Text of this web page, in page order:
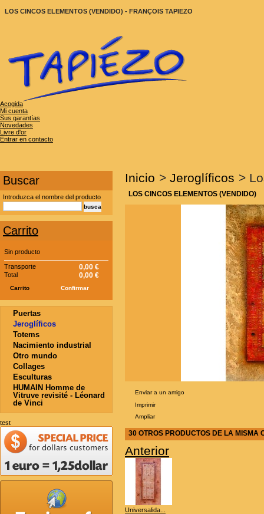
LOS CINCOS ELEMENTOS (VENDIDO) - FRANÇOIS TAPIEZO
Acogida
Mi cuenta
Sus garantías
Novedades
Livre d'or
Entrar en contacto
Buscar
Introduzca el nombre del producto
Carrito
Sin producto
Transporte 0,00 €
Total 0,00 €
Carrito Confirmar
Puertas
Jeroglíficos
Totems
Nacimiento industrial
Otro mundo
Collages
Esculturas
HUMAIN Homme de
Vitruve revisité - Léonard
de Vinci
test
Inicio > Jeroglíficos >
LOS CINCOS ELEMENTOS (VENDIDO)
Enviar a un amigo
Imprimir
Ampliar
30 OTROS PRODUCTOS DE LA MISMA
Anterior
Universalida...